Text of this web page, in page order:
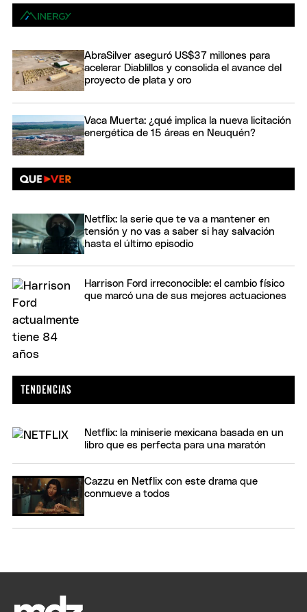
AbraSilver aseguró US$37 millones para
acelerar Diablillos y consolida el avance del
proyecto de plata y oro
Vaca Muerta: ¿qué implica la nueva licitación
energética de 15 áreas en Neuquén?
Netflix: la serie que te va a mantener en
tensión y no vas a saber si hay salvación
hasta el último episodio
Harrison Ford irreconocible: el cambio físico
que marcó una de sus mejores actuaciones
Netflix: la miniserie mexicana basada en un
libro que es perfecta para una maratón
Cazzu en Netflix con este drama que
conmueve a todos